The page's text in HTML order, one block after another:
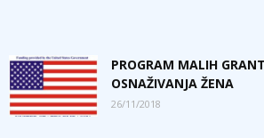
PROGRAM MALIH
OSNAŽIVANJA ŽENA
26/11/2018